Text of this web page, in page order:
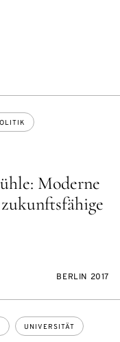
Moderne
BERLIN 2017
UNIVERSITÄT